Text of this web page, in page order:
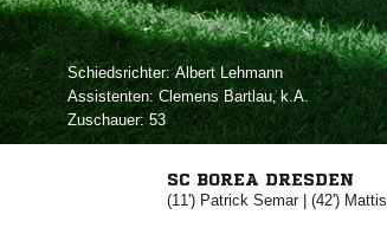
Schiedsrichter: 
Assistenten: , 
Zuschauer:53
SC BOREA DRESDEN
(11') | (42') 